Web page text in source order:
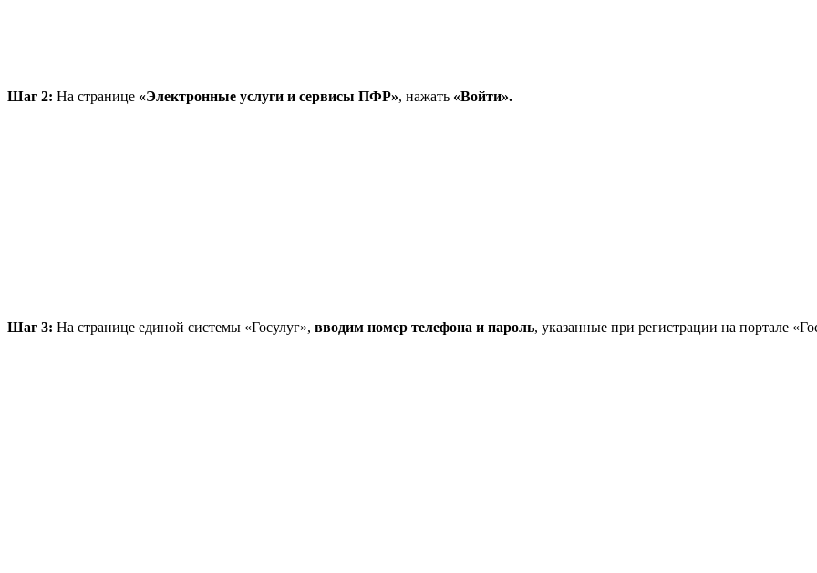
Шаг 2: На странице «Электронные услуги и сервисы ПФР», нажать «Войти».
Шаг 3: На странице единой системы «Госулуг», вводим номер телефона и пароль, указанные при регистрации на портале